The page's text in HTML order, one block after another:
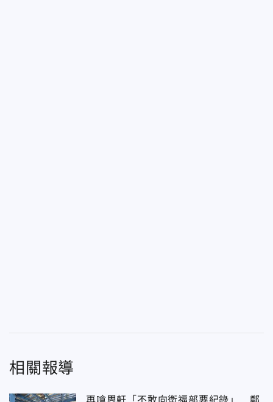
相關報導
再嗆周軒「不敢向衛福部要紀錄」 鄭